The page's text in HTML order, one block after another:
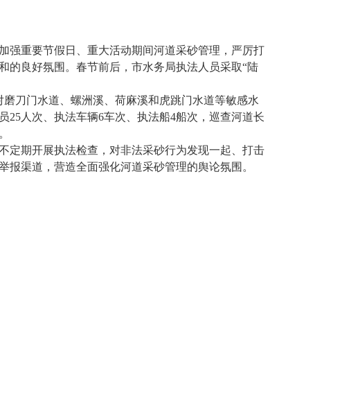
重要节假日、重大活动期间河道采砂管理，严厉打
的良好氛围。春节前后，市水务局执法人员采取“陆
刀门水道、螺洲溪、荷麻溪和虎跳门水道等敏感水
人次、执法车辆6车次、执法船4船次，巡查河道长
期开展执法检查，对非法采砂行为发现一起、打击
渠道，营造全面强化河道采砂管理的舆论氛围。